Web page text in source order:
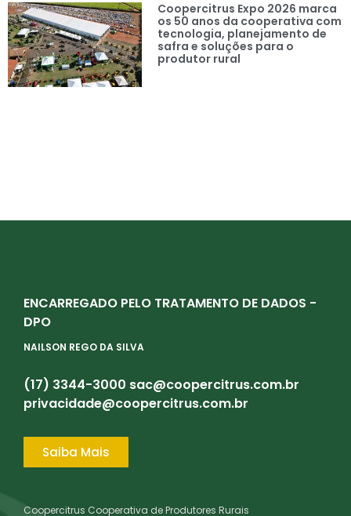
Coopercitrus Expo 2026 marca
os 50 anos da cooperativa com
tecnologia, planejamento de
safra e soluções para o
produtor rural
ENCARREGADO PELO TRATAMENTO DE DADOS -
DPO
NAILSON REGO DA SILVA
(17) 3344-3000 sac@coopercitrus.com.br
privacidade@coopercitrus.com.br
Saiba Mais
Coopercitrus Cooperativa de Produtores Rurais